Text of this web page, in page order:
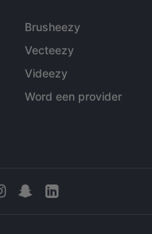
Brusheezy
Vecteezy
Videezy
Word een provider